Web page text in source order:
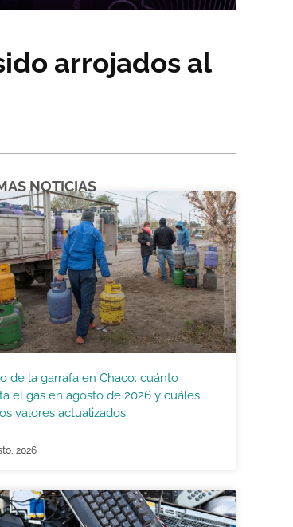
arrojados al
NOTICIAS
de la garrafa en Chaco: cuánto
el gas en agosto de 2026 y cuáles
valores actualizados
2026